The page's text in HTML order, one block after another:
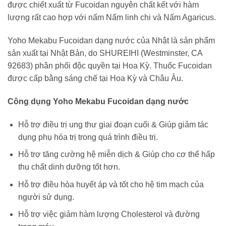
được chiết xuất từ Fucoidan nguyên chất kết với hàm
lượng rất cao hợp với nấm Nấm linh chi và Nấm Agaricus.
Yoho Mekabu Fucoidan dạng nước của Nhật là sản phẩm
sản xuất tại Nhật Bản, do SHUREIHI (Westminster, CA
92683) phân phối độc quyền tại Hoa Kỳ. Thuốc Fucoidan
được cấp bằng sáng chế tại Hoa Kỳ và Châu Âu.
Công dụng Yoho Mekabu Fucoidan dạng nước
Hỗ trợ điều trị ung thư giai đoạn cuối & Giúp giảm tác
dụng phụ hóa trị trong quá trình điều trị.
Hỗ trợ tăng cường hệ miễn dịch & Giúp cho cơ thể hấp
thu chất dinh dưỡng tốt hơn.
Hỗ trợ điều hòa huyết áp và tốt cho hệ tim mạch của
người sử dụng.
Hỗ trợ việc giảm hàm lượng Cholesterol và đường